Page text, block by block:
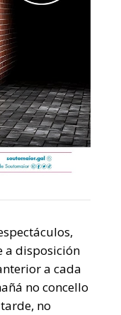
a disposición
a cada
no concello
no